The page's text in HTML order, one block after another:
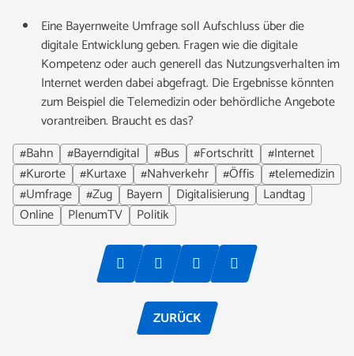
Eine Bayernweite Umfrage soll Aufschluss über die
digitale Entwicklung geben. Fragen wie die digitale
Kompetenz oder auch generell das Nutzungsverhalten im
Internet werden dabei abgefragt. Die Ergebnisse könnten
zum Beispiel die Telemedizin oder behördliche Angebote
vorantreiben. Braucht es das?
#Bahn
#Bayerndigital #Bus #Fortschritt
#Internet
#Kurorte
#Kurtaxe #Nahverkehr #Öffis
#telemedizin
#Umfrage
#Zug Bayern Digitalisierung
Landtag
Online
PlenumTV Politik
ZURÜCK